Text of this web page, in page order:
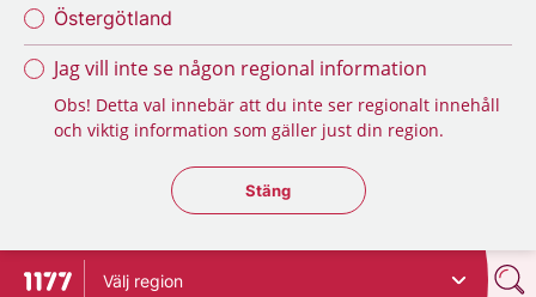
Östergötland
Jag vill inte se någon regional information
Obs! Detta val innebär att du inte ser regionalt innehåll
och viktig information som gäller just din region.
Stäng regionsväljaren
Stäng
Till startsidan för 1177
Välj region